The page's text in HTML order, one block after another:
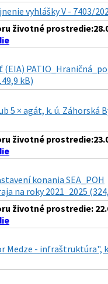
vyhlášky V - 7403/
životné
kB)
5 × agát, k. ú. Záhorská
životné
konania SEA_POH
na roky 2021_2025
životné prostredie:
Medze - infraštruktúra",